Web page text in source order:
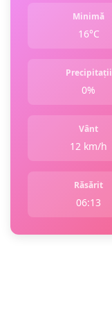
Minimă
16°C
Precipitații
0%
Vânt
12 km/h
Răsărit
06:13